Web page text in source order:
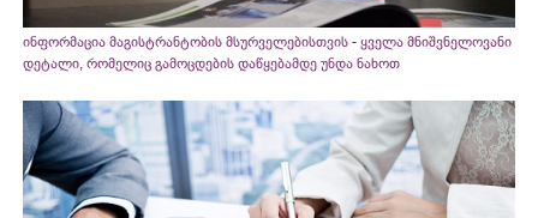
ინფორმაცია მაგისტრანტობის მსურველებისთვის - ყველა მნიშვნელოვანი
დეტალი, რომელიც გამოცდების დაწყებამდე უნდა ნახოთ